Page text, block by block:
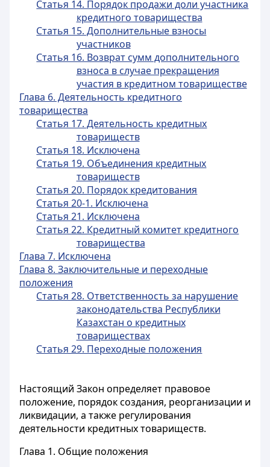
Статья 14. Порядок продажи доли участника
кредитного товарищества
Статья 15. Дополнительные взносы
участников
Статья 16. Возврат сумм дополнительного
взноса в случае прекращения
участия в кредитном товариществе
Глава 6. Деятельность кредитного
товарищества
Статья 17. Деятельность кредитных
товариществ
Статья 18. Исключена
Статья 19. Объединения кредитных
товариществ
Статья 20. Порядок кредитования
Статья 20-1. Исключена
Статья 21. Исключена
Статья 22. Кредитный комитет кредитного
товарищества
Глава 7. Исключена
Глава 8. Заключительные и переходные
положения
Статья 28. Ответственность за нарушение
законодательства Республики
Казахстан о кредитных
товариществах
Статья 29. Переходные положения
Настоящий Закон определяет правовое
положение, порядок создания, реорганизации и
ликвидации, а также регулирования
деятельности кредитных товариществ.
Глава 1. Общие положения